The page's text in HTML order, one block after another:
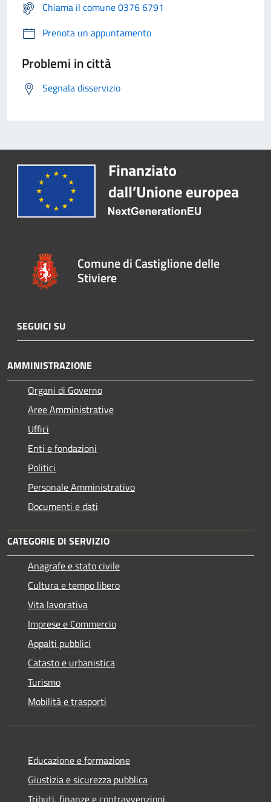
Chiama il comune 0376 6791
Prenota un appuntamento
Problemi in città
Segnala disservizio
Comune di Castiglione delle
Stiviere
SEGUICI SU
AMMINISTRAZIONE
Organi di Governo
Aree Amministrative
Uffici
Enti e fondazioni
Politici
Personale Amministrativo
Documenti e dati
CATEGORIE DI SERVIZIO
Anagrafe e stato civile
Cultura e tempo libero
Vita lavorativa
Imprese e Commercio
Appalti pubblici
Catasto e urbanistica
Turismo
Mobilità e trasporti
Educazione e formazione
Giustizia e sicurezza pubblica
Tributi, finanze e contravvenzioni